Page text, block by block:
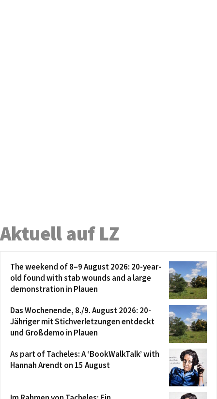
Aktuell auf LZ
The weekend of 8–9 August 2026: 20-year-
old found with stab wounds and a large
demonstration in Plauen
Das Wochenende, 8./9. August 2026: 20-
Jähriger mit Stichverletzungen entdeckt
und Großdemo in Plauen
As part of Tacheles: A ‘BookWalkTalk’ with
Hannah Arendt on 15 August